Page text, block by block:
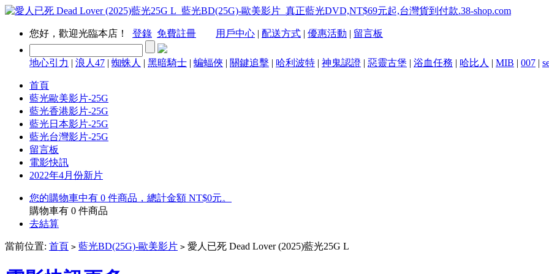
您好，歡迎光臨本店！ 登錄 免費註冊 用戶中心 | 配送方式 | 優惠活動 | 留言板
地心引力 | 浪人47 | 蜘蛛人 | 黑暗騎士 | 蝙蝠俠 | 關鍵追擊 | 哈利波特 | 神鬼認證 | 惡靈古堡 | 浴血任務 | 哈比人 | MIB | 007 |
首頁
藍光歐美影片-25G
藍光香港影片-25G
藍光日本影片-25G
藍光台灣影片-25G
留言板
電影快訊
2022年4月份新片
您的購物車中有 0 件商品，總計金額 NT$0元。
購物車有 0 件商品
去結算
當前位置: 首頁 > 藍光BD(25G)-歐美影片 > 愛人已死 Dead Lover (2025)藍光25G L